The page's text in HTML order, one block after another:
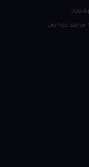
Job
Do Not Sell